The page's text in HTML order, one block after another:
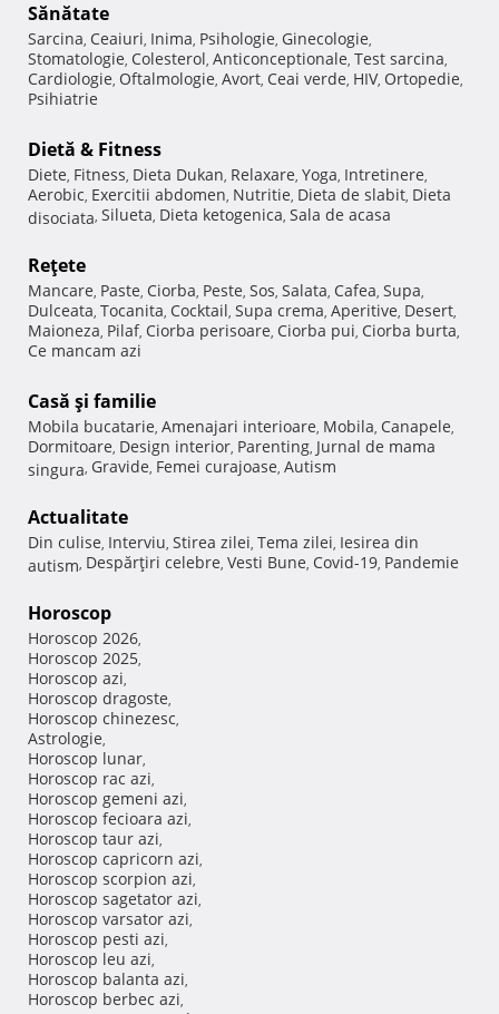
Sănătate
Sarcina, Ceaiuri, Inima, Psihologie, Ginecologie,
Stomatologie, Colesterol, Anticonceptionale, Test sarcina,
Cardiologie, Oftalmologie, Avort, Ceai verde, HIV, Ortopedie,
Psihiatrie
Dietă & Fitness
Diete, Fitness, Dieta Dukan, Relaxare, Yoga, Intretinere,
Aerobic, Exercitii abdomen, Nutritie, Dieta de slabit, Dieta
disociata, Silueta, Dieta ketogenica, Sala de acasa
Reţete
Mancare, Paste, Ciorba, Peste, Sos, Salata, Cafea, Supa,
Dulceata, Tocanita, Cocktail, Supa crema, Aperitive, Desert,
Maioneza, Pilaf, Ciorba perisoare, Ciorba pui, Ciorba burta,
Ce mancam azi
Casă şi familie
Mobila bucatarie, Amenajari interioare, Mobila, Canapele,
Dormitoare, Design interior, Parenting, Jurnal de mama
singura, Gravide, Femei curajoase, Autism
Actualitate
Din culise, Interviu, Stirea zilei, Tema zilei, Iesirea din
autism, Despărţiri celebre, Vesti Bune, Covid-19, Pandemie
Horoscop
Horoscop 2026,
Horoscop 2025,
Horoscop azi,
Horoscop dragoste,
Horoscop chinezesc,
Astrologie,
Horoscop lunar,
Horoscop rac azi,
Horoscop gemeni azi,
Horoscop fecioara azi,
Horoscop taur azi,
Horoscop capricorn azi,
Horoscop scorpion azi,
Horoscop sagetator azi,
Horoscop varsator azi,
Horoscop pesti azi,
Horoscop leu azi,
Horoscop balanta azi,
Horoscop berbec azi,